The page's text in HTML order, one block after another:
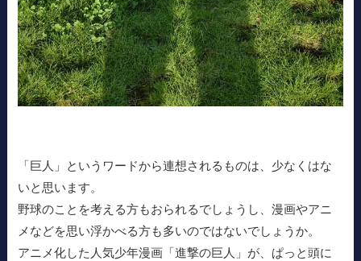
「巨人」というワードから連想されるものは、少なくはな
いと思います。
野球のことを考える方もおられるでしょうし、漫画やアニ
メなどを思い浮かべる方も多いのではないでしょうか。
アニメ化した人気少年漫画「進撃の巨人」が、ぱっと頭に